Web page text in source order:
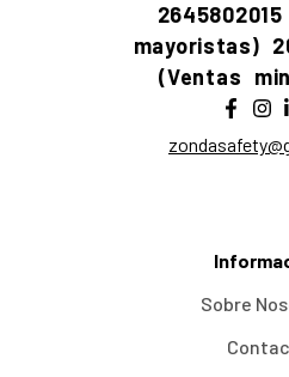
mayoristas)
(Ventas
Sobre